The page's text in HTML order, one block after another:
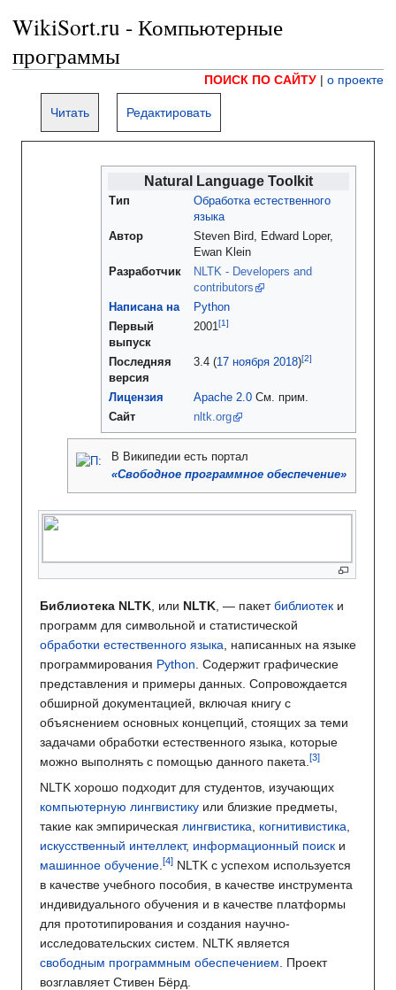
WikiSort.ru - Компьютерные
программы
ПОИСК ПО САЙТУ | о проекте
Читать Редактировать
Natural Language Toolkit
Тип
Обработка естественного
языка
Автор
Steven Bird, Edward Loper,
Ewan Klein
Разработчик
NLTK - Developers and
contributors
Написана на
Python
Первый
выпуск
2001
Последняя
версия
3.4 (17 ноября 2018)
Лицензия Apache 2.0 См. прим.
Сайт
nltk.org
В Википедии есть портал
«Свободное программное обеспечение»
Библиотека NLTK , или NLTK , — пакетбиблиотек и
программ для символьной и статистической
обработки естественного языка , написанных на языке
программирования Python . Содержит графические
представления и примеры данных. Сопровождается
обширной документацией, включая книгу с
объяснением основных концепций, стоящих за теми
задачами обработки естественного языка, которые
можно выполнять с помощью данного пакета.
NLTK хорошо подходит для студентов, изучающих
компьютерную лингвистику или близкие предметы,
такие как эмпирическая лингвистика когнитивистика
искусственный интеллект, информационный поиск и
машинное обучение
NLTK с успехом используется
в качестве учебного пособия, в качестве инструмента
индивидуального обучения и в качестве платформы
для прототипирования и создания научно-
исследовательских систем. NLTK является
свободным программным обеспечением . Проект
возглавляет Стивен Бёрд.